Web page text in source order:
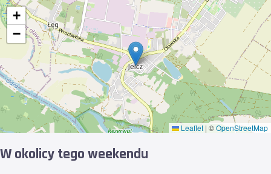
+
−
Leaflet | ©OpenStreetMap
W okolicy tego weekendu